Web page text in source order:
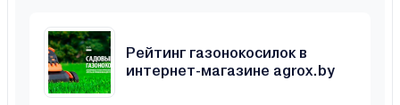
Рейтинг газонокосилок в
интернет-магазине agrox.by